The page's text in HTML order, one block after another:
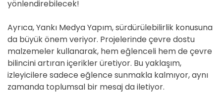
yönlendirebilecek!
Ayrıca, Yankı Medya Yapım, sürdürülebilirlik konusuna
da büyük önem veriyor. Projelerinde çevre dostu
malzemeler kullanarak, hem eğlenceli hem de çevre
bilincini artıran içerikler üretiyor. Bu yaklaşım,
izleyicilere sadece eğlence sunmakla kalmıyor, aynı
zamanda toplumsal bir mesaj da iletiyor.